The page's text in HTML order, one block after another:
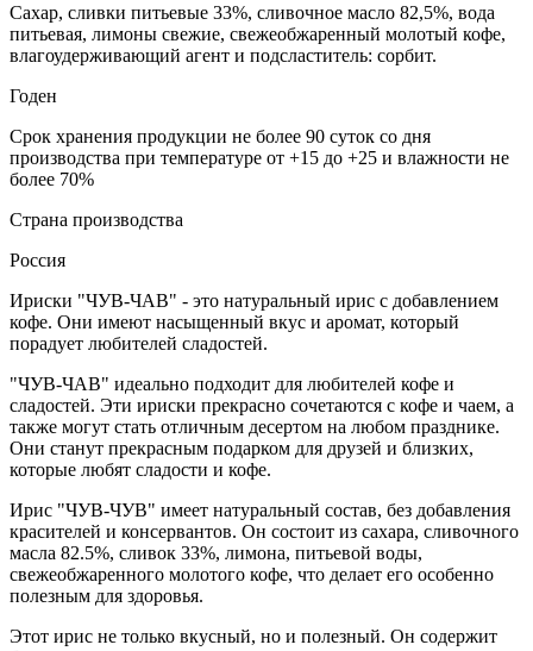
Сахар, сливки питьевые 33%, сливочное масло 82,5%, вода
питьевая, лимоны свежие, свежеобжаренный молотый кофе,
влагоудерживающий агент и подсластитель: сорбит.
Годен
Срок хранения продукции не более 90 суток со дня
производства при температуре от +15 до +25 и влажности не
более 70%
Страна производства
Россия
Ириски "ЧУВ-ЧАВ" - это натуральный ирис с добавлением
кофе. Они имеют насыщенный вкус и аромат, который
порадует любителей сладостей.
"ЧУВ-ЧАВ" идеально подходит для любителей кофе и
сладостей. Эти ириски прекрасно сочетаются с кофе и чаем, а
также могут стать отличным десертом на любом празднике.
Они станут прекрасным подарком для друзей и близких,
которые любят сладости и кофе.
Ирис "ЧУВ-ЧУВ" имеет натуральный состав, без добавления
красителей и консервантов. Он состоит из сахара, сливочного
масла 82.5%, сливок 33%, лимона, питьевой воды,
свежеобжаренного молотого кофе, что делает его особенно
полезным для здоровья.
Этот ирис не только вкусный, но и полезный. Он содержит